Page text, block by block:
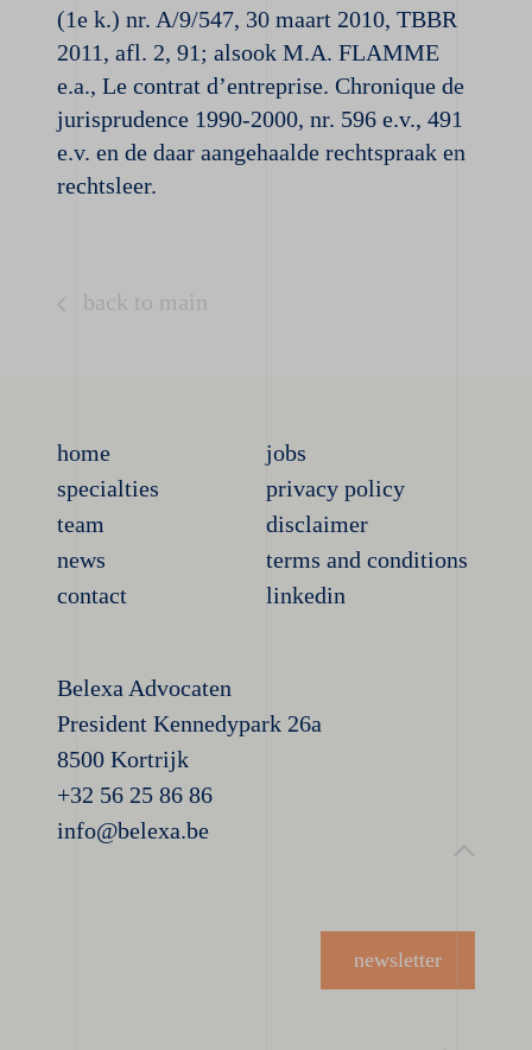
(1e k.) nr. A/9/547, 30 maart 2010, TBBR
2011, afl. 2, 91; alsook M.A. FLAMME
e.a., Le contrat d’entreprise. Chronique de
jurisprudence 1990-2000, nr. 596 e.v., 491
e.v. en de daar aangehaalde rechtspraak en
rechtsleer.
back to main
home
specialties
team
news
contact
jobs
privacy policy
disclaimer
terms and conditions
linkedin
Belexa Advocaten
President Kennedypark 26a
8500 Kortrijk
+32 56 25 86 86
info@belexa.be
newsletter